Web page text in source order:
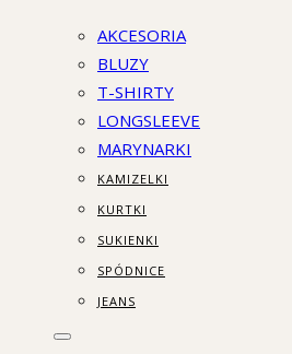
AKCESORIA
BLUZY
T-SHIRTY
LONGSLEEVE
MARYNARKI
KAMIZELKI
KURTKI
SUKIENKI
SPÓDNICE
JEANS